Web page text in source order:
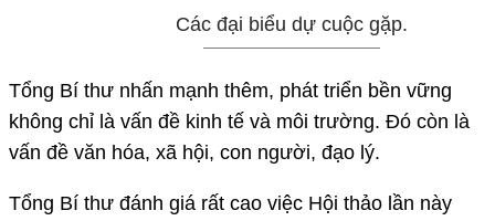
Các đại biểu dự cuộc gặp.
Tổng Bí thư nhấn mạnh thêm, phát triển bền vững
không chỉ là vấn đề kinh tế và môi trường. Đó còn là
vấn đề văn hóa, xã hội, con người, đạo lý.
Tổng Bí thư đánh giá rất cao việc Hội thảo lần này